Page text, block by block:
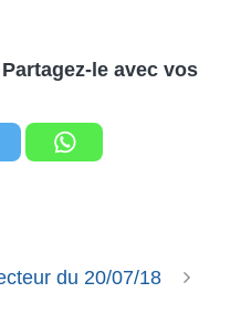
le avec vos
du 20/07/18